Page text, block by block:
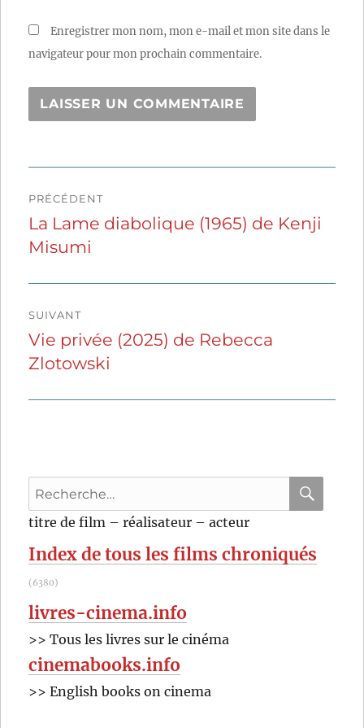
Enregistrer mon nom, mon e-mail et mon site dans le
navigateur pour mon prochain commentaire.
de
l’article
PRÉCÉDENT
Publication
précédente :
La Lame diabolique (1965) de Kenji
Misumi
SUIVANT
Publication
suivante :
Vie privée (2025) de Rebecca
Zlotowski
Recherche
pour
:
titre de film – réalisateur – acteur
Index de tous les films chroniqués
(6380)
livres-cinema.info
>> Tous les livres sur le cinéma
cinemabooks.info
>> English books on cinema